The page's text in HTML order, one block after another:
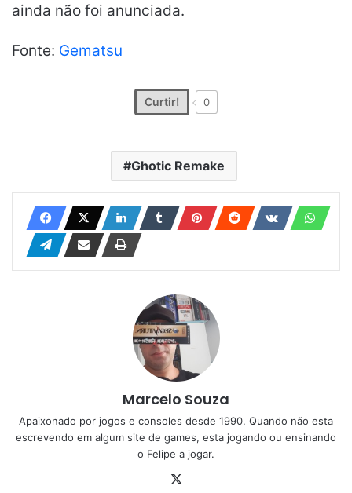
ainda não foi anunciada.
Fonte: Gematsu
Curtir! 0
Ghotic Remake
Marcelo Souza
Apaixonado por jogos e consoles desde 1990. Quando não esta
escrevendo em algum site de games, esta jogando ou ensinando
o Felipe a jogar.